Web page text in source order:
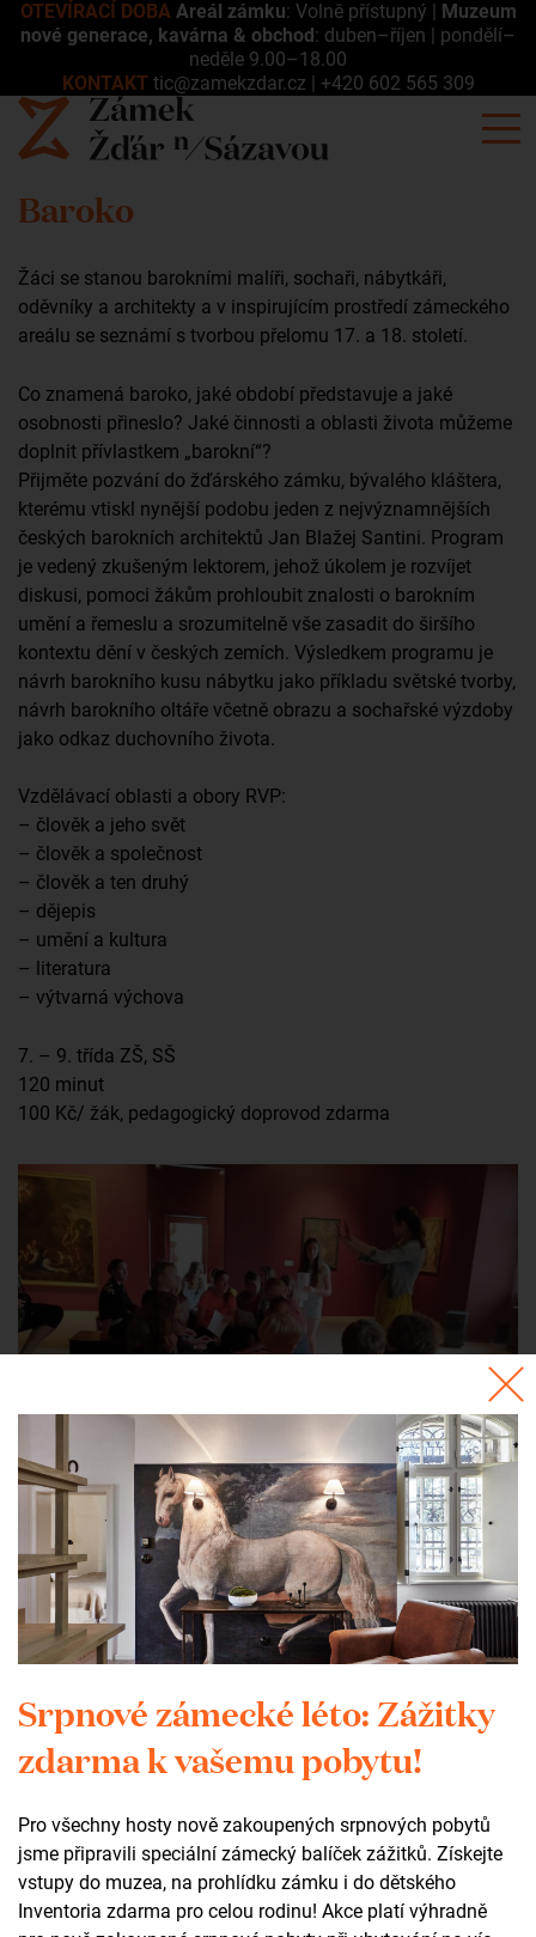
OTEVÍRACÍ DOBA Areál zámku: Volně přístupný | Muzeum
nové generace, kavárna & obchod: duben–říjen | pondělí–
neděle 9.00–18.00
KONTAKT tic@zamekzdar.cz | +420 602 565 309
Baroko
Žáci se stanou barokními malíři, sochaři, nábytkáři,
oděvníky a architekty a v inspirujícím prostředí zámeckého
areálu se seznámí s tvorbou přelomu 17. a 18. století.
Co znamená baroko, jaké období představuje a jaké
osobnosti přineslo? Jaké činnosti a oblasti života můžeme
doplnit přívlastkem „barokní“?
Přijměte pozvání do žďárského zámku, bývalého kláštera,
kterému vtiskl nynější podobu jeden z nejvýznamnějších
českých barokních architektů Jan Blažej Santini. Program
je vedený zkušeným lektorem, jehož úkolem je rozvíjet
diskusi, pomoci žákům prohloubit znalosti o barokním
umění a řemeslu a srozumitelně vše zasadit do širšího
kontextu dění v českých zemích. Výsledkem programu je
návrh barokního kusu nábytku jako příkladu světské tvorby,
návrh barokního oltáře včetně obrazu a sochařské výzdoby
jako odkaz duchovního života.
Vzdělávací oblasti a obory RVP:
– člověk a jeho svět
– člověk a společnost
– člověk a ten druhý
– dějepis
– umění a kultura
– literatura
– výtvarná výchova
7. – 9. třída ZŠ, SŠ
120 minut
100 Kč/ žák, pedagogický doprovod zdarma
Máte dotaz? Kontaktujte Adélu.
Adéla Tlustošová
+420 702 023 940
tlustosova@zamekzdar.cz
Srpnové zámecké léto: Zážitky
zdarma k vašemu pobytu!
Pro všechny hosty nově zakoupených srpnových pobytů
jsme připravili speciální zámecký balíček zážitků. Získejte
vstupy do muzea, na prohlídku zámku i do dětského
Inventoria zdarma pro celou rodinu! Akce platí výhradně